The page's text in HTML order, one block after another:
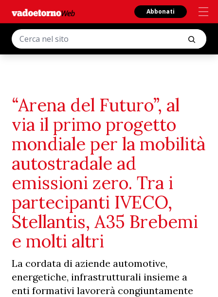
Abbonati
“Arena del Futuro”, al
via il primo progetto
mondiale per la mobilità
autostradale ad
emissioni zero. Tra i
partecipanti IVECO,
Stellantis, A35 Brebemi
e molti altri
La cordata di aziende automotive,
energetiche, infrastrutturali insieme a
enti formativi lavorerà congiuntamente